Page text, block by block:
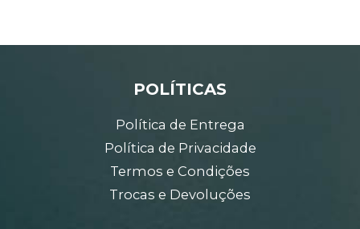
POLÍTICAS
Política de Entrega
Política de Privacidade
Termos e Condições
Trocas e Devoluções